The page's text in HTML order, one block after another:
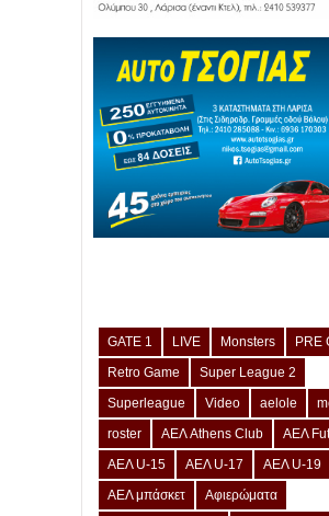
GATE 1 LIVE Monsters
PRE
Retro Game
Super League 2
Superleague
Video aelole
roster
ΑΕΛ Athens Club
ΑΕΛ
ΑΕΛ U-15
ΑΕΛ U-17
ΑΕΛ U-19
ΑΕΛ μπάσκετ
Αφιερώματα